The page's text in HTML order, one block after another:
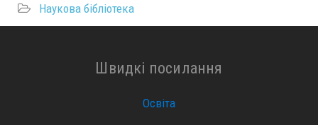
Наукова бібліотека
Швидкі посилання
Освіта